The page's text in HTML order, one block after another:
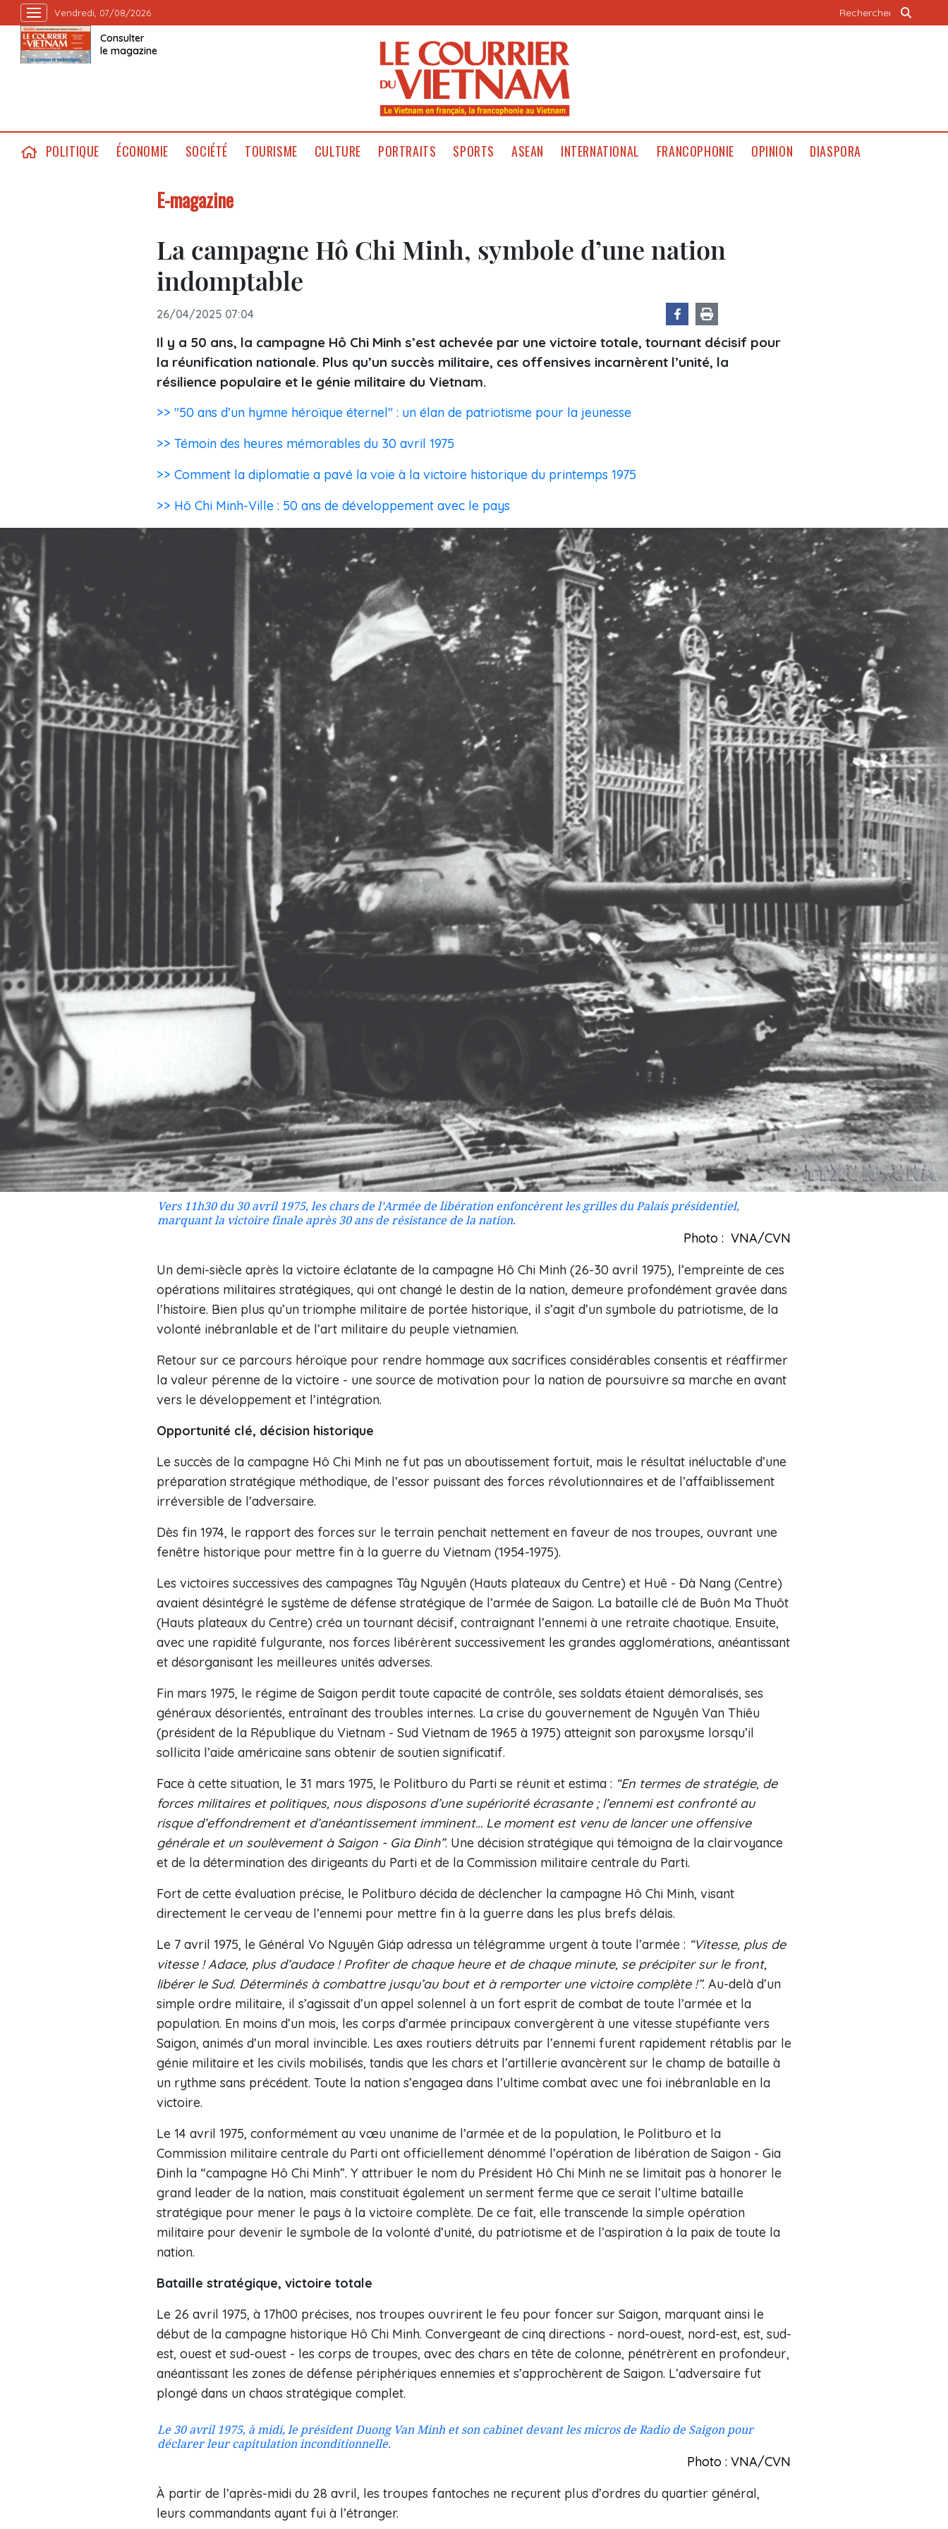
Vendredi, 07/08/2026
Consulter
le magazine
POLITIQUE ÉCONOMIE SOCIÉTÉ TOURISME CULTURE PORTRAITS SPORTS ASEAN INTERNATIONAL FRANCOPHONIE OPINION DIASPORA
E-magazine
La campagne Hô Chi Minh, symbole d’une nation
indomptable
26/04/2025 07:04
Il y a 50 ans, la campagne Hô Chi Minh s’est achevée par une victoire totale, tournant décisif pour
la réunification nationale. Plus qu’un succès militaire, ces offensives incarnèrent l’unité, la
résilience populaire et le génie militaire du Vietnam.
>> "50 ans d’un hymne héroïque éternel" : un élan de patriotisme pour la jeunesse
>> Témoin des heures mémorables du 30 avril 1975
>> Comment la diplomatie a pavé la voie à la victoire historique du printemps 1975
>> Hô Chi Minh-Ville : 50 ans de développement avec le pays
Vers 11h30 du 30 avril 1975, les chars de l’Armée de libération enfoncèrent les grilles du Palais présidentiel,
marquant la victoire finale après 30 ans de résistance de la nation.
Photo : VNA/CVN
Un demi-siècle après la victoire éclatante de la campagne Hô Chi Minh (26-30 avril 1975), l’empreinte de ces
opérations militaires stratégiques, qui ont changé le destin de la nation, demeure profondément gravée dans
l’histoire. Bien plus qu’un triomphe militaire de portée historique, il s’agit d’un symbole du patriotisme, de la
volonté inébranlable et de l’art militaire du peuple vietnamien.
Retour sur ce parcours héroïque pour rendre hommage aux sacrifices considérables consentis et réaffirmer
la valeur pérenne de la victoire - une source de motivation pour la nation de poursuivre sa marche en avant
vers le développement et l’intégration.
Opportunité clé, décision historique
Le succès de la campagne Hô Chi Minh ne fut pas un aboutissement fortuit, mais le résultat inéluctable d’une
préparation stratégique méthodique, de l’essor puissant des forces révolutionnaires et de l’affaiblissement
irréversible de l’adversaire.
Dès fin 1974, le rapport des forces sur le terrain penchait nettement en faveur de nos troupes, ouvrant une
fenêtre historique pour mettre fin à la guerre du Vietnam (1954-1975).
Les victoires successives des campagnes Tây Nguyên (Hauts plateaux du Centre) et Huê - Đà Nang (Centre)
avaient désintégré le système de défense stratégique de l’armée de Saigon. La bataille clé de Buôn Ma Thuôt
(Hauts plateaux du Centre) créa un tournant décisif, contraignant l’ennemi à une retraite chaotique. Ensuite,
avec une rapidité fulgurante, nos forces libérèrent successivement les grandes agglomérations, anéantissant
et désorganisant les meilleures unités adverses.
Fin mars 1975, le régime de Saigon perdit toute capacité de contrôle, ses soldats étaient démoralisés, ses
généraux désorientés, entraînant des troubles internes. La crise du gouvernement de Nguyên Van Thiêu
(président de la République du Vietnam - Sud Vietnam de 1965 à 1975) atteignit son paroxysme lorsqu’il
sollicita l’aide américaine sans obtenir de soutien significatif.
Face à cette situation, le 31 mars 1975, le Politburo du Parti se réunit et estima : “En termes de stratégie, de
forces militaires et politiques, nous disposons d’une supériorité écrasante ; l’ennemi est confronté au
risque d’effondrement et d’anéantissement imminent… Le moment est venu de lancer une offensive
générale et un soulèvement à Saigon - Gia Đinh”. Une décision stratégique qui témoigna de la clairvoyance
et de la détermination des dirigeants du Parti et de la Commission militaire centrale du Parti.
Fort de cette évaluation précise, le Politburo décida de déclencher la campagne Hô Chi Minh, visant
directement le cerveau de l’ennemi pour mettre fin à la guerre dans les plus brefs délais.
Le 7 avril 1975, le Général Vo Nguyên Giáp adressa un télégramme urgent à toute l’armée : “Vitesse, plus de
vitesse ! Adace, plus d’audace ! Profiter de chaque heure et de chaque minute, se précipiter sur le front,
libérer le Sud. Déterminés à combattre jusqu’au bout et à remporter une victoire complète !”. Au-delà d’un
simple ordre militaire, il s’agissait d’un appel solennel à un fort esprit de combat de toute l’armée et la
population. En moins d’un mois, les corps d’armée principaux convergèrent à une vitesse stupéfiante vers
Saigon, animés d’un moral invincible. Les axes routiers détruits par l’ennemi furent rapidement rétablis par le
génie militaire et les civils mobilisés, tandis que les chars et l’artillerie avancèrent sur le champ de bataille à
un rythme sans précédent. Toute la nation s’engagea dans l’ultime combat avec une foi inébranlable en la
victoire.
Le 14 avril 1975, conformément au vœu unanime de l’armée et de la population, le Politburo et la
Commission militaire centrale du Parti ont officiellement dénommé l’opération de libération de Saigon - Gia
Đinh la “campagne Hô Chi Minh”. Y attribuer le nom du Président Hô Chi Minh ne se limitait pas à honorer le
grand leader de la nation, mais constituait également un serment ferme que ce serait l’ultime bataille
stratégique pour mener le pays à la victoire complète. De ce fait, elle transcende la simple opération
militaire pour devenir le symbole de la volonté d’unité, du patriotisme et de l’aspiration à la paix de toute la
nation.
Bataille stratégique, victoire totale
Le 26 avril 1975, à 17h00 précises, nos troupes ouvrirent le feu pour foncer sur Saigon, marquant ainsi le
début de la campagne historique Hô Chi Minh. Convergeant de cinq directions - nord-ouest, nord-est, est, sud-
est, ouest et sud-ouest - les corps de troupes, avec des chars en tête de colonne, pénétrèrent en profondeur,
anéantissant les zones de défense périphériques ennemies et s’approchèrent de Saigon. L’adversaire fut
plongé dans un chaos stratégique complet.
Le 30 avril 1975, à midi, le président Duong Van Minh et son cabinet devant les micros de Radio de Saigon pour
déclarer leur capitulation inconditionnelle.
Photo : VNA/CVN
À partir de l’après-midi du 28 avril, les troupes fantoches ne reçurent plus d’ordres du quartier général,
leurs commandants ayant fui à l’étranger.